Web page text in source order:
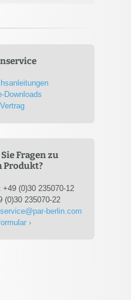
Downloads
Fragen zu
Produkt?
+49 (0)30 235070-12
(0)30 235070-22
service@par-berlin.com
›